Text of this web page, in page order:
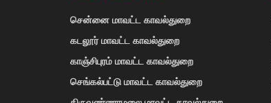
சென்னை மாவட்ட காவல்துறை
கடலூர் மாவட்ட காவல்துறை
காஞ்சிபுரம் மாவட்ட காவல்துறை
செங்கல்பட்டு மாவட்ட காவல்துறை